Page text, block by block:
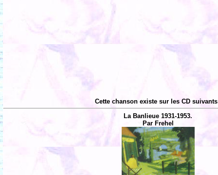
Cette chanson existe sur les CD
La Banlieue 1931-1953.
Par Frehel